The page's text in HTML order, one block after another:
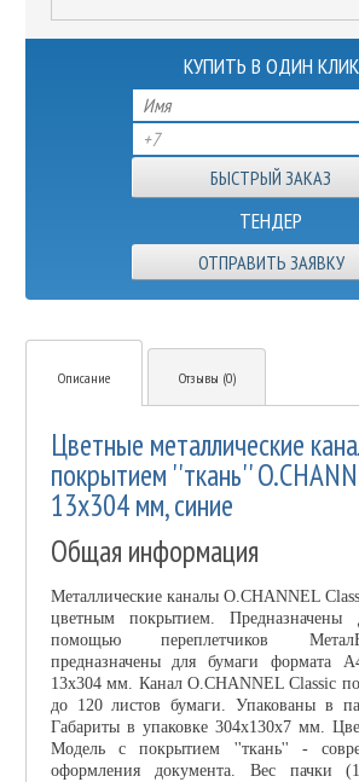
КУПИТЬ В ОДИН КЛИК
ТЕНДЕР
ОТПРАВИТЬ ЗАЯВКУ
Описание Отзывы (0)
Цветные металлические
покрытием ''ткань''
13х304 мм, синие
Общая информация
Металлические каналы O.CHANNEL
цветным покрытием. Предназначены
помощью переплетчиков
предназначены для бумаги формата
13х304 мм. Канал O.CHANNEL Classic
до 120 листов бумаги. Упакованы в
Габариты в упаковке 304х130х7 мм.
Модель с покрытием ''ткань'' -
оформления документа. Вес пачки